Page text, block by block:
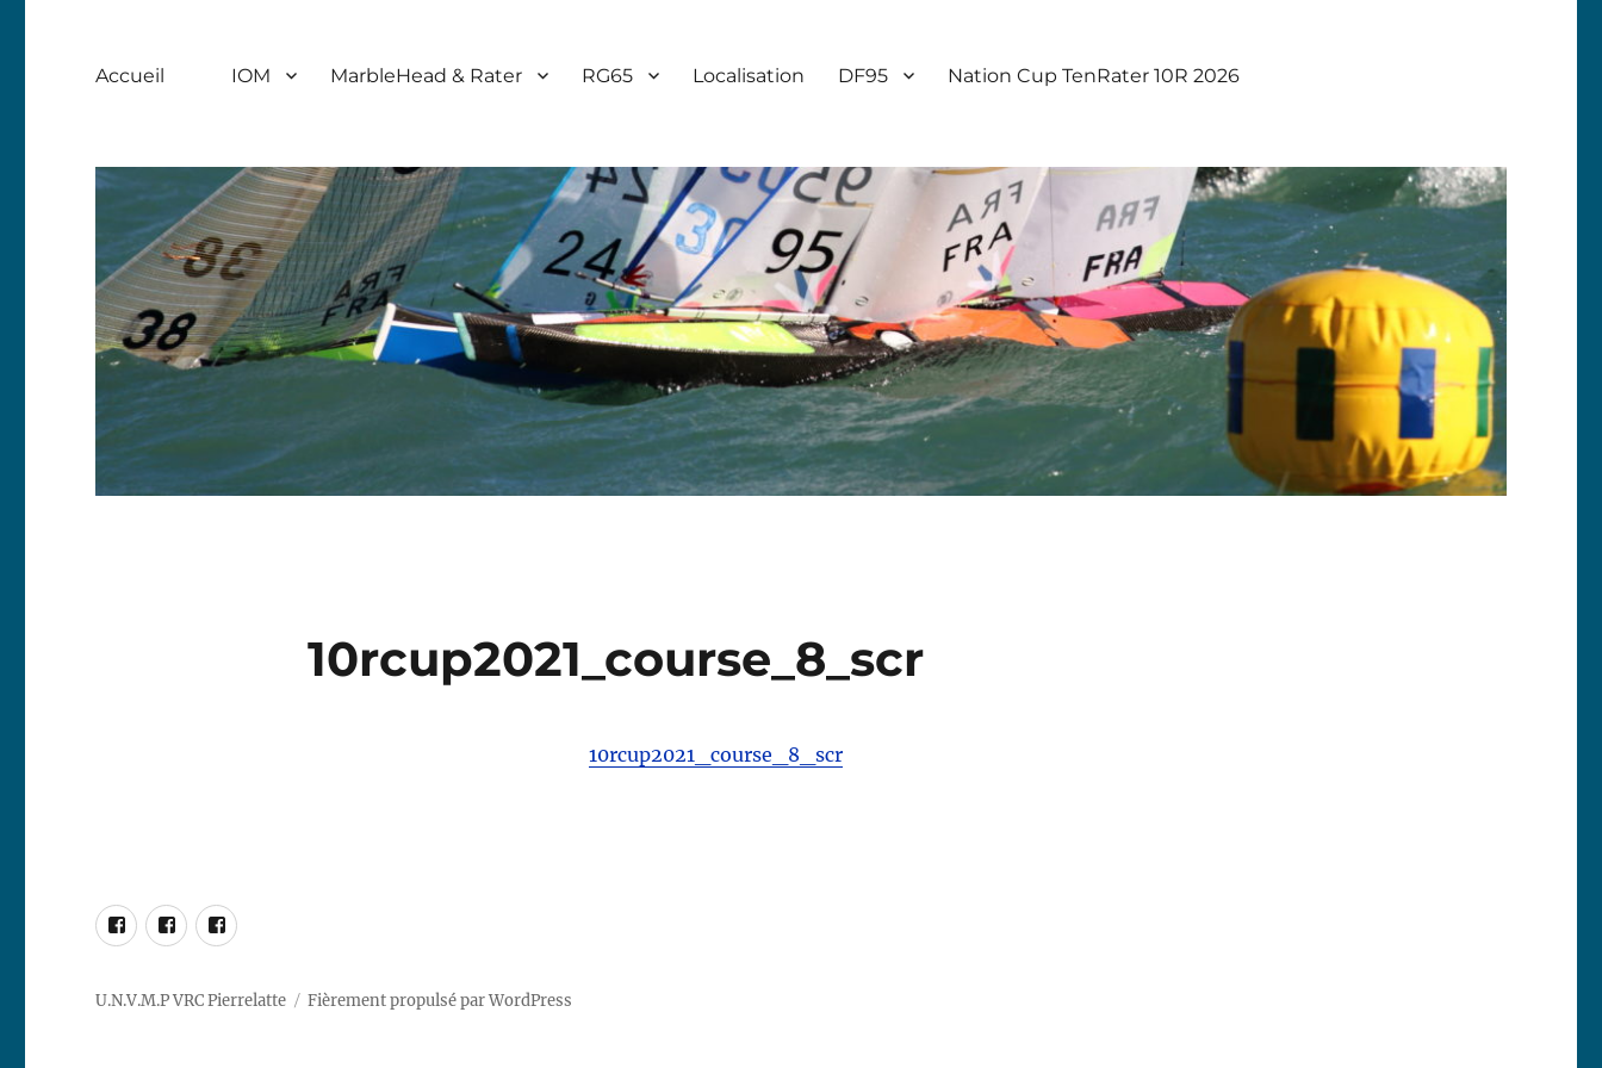
Accueil IOM MarbleHead & Rater RG65 Localisation DF95 Nation Cup TenRater 10R 2026
10rcup2021_course_8_scr
10rcup2021_course_8_scr
Facebook
–
RG65
Pierrelatte
DF95
Pierrelatte
U.N.V.M.P VRC Pierrelatte Fièrement propulsé par WordPress